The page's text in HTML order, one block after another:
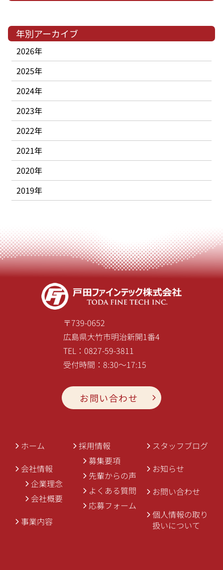
年別アーカイブ
2026年
2025年
2024年
2023年
2022年
2021年
2020年
2019年
〒739-0652
広島県大竹市明治新開1番4
TEL： 0827-59-3811
受付時間：8:30～17:15
お問い合わせ
ホーム
会社情報
企業理念
会社概要
事業内容
採用情報
募集要項
先輩からの声
よくある質問
応募フォーム
スタッフブログ
お知らせ
お問い合わせ
個人情報の取り
扱いについて